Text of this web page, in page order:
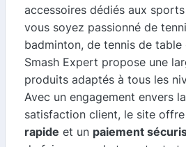
accessoires dédiés aux
vous soyez passionné de
badminton, de tennis de table
Smash Expert propose une
produits adaptés à tous les
Avec un engagement envers
satisfaction client, le site
rapide et un paiement